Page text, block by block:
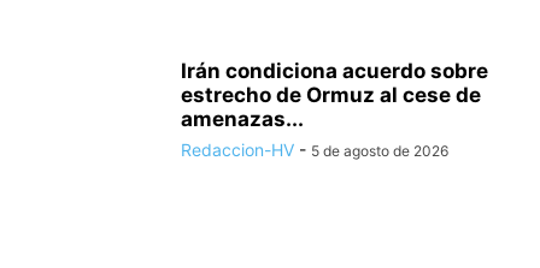
Irán condiciona acuerdo sobre
estrecho de Ormuz al cese de
amenazas...
Redaccion-HV - 5 de agosto de 2026